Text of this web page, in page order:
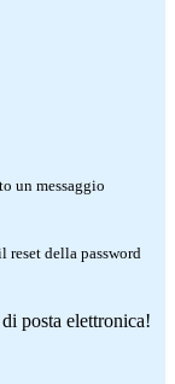
un messaggio
reset della password
posta elettronica!